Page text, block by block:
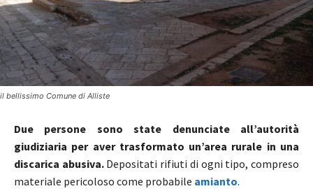
il bellissimo Comune di Alliste
Due persone sono state denunciate all’autorità
giudiziaria per aver trasformato un’area rurale in una
discarica abusiva.Depositati rifiuti di ogni tipo, compreso
materiale pericoloso come probabile amianto.